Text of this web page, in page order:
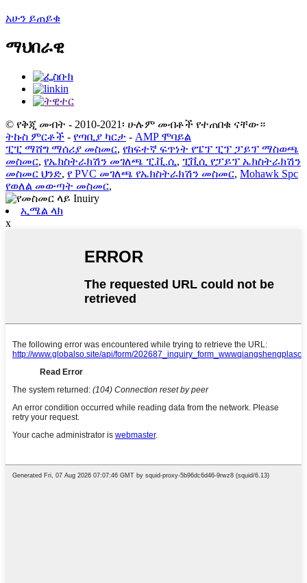
አሁን ይጠይቁ
ማህበራዊ
© የቅጂ መብት - 2010-2021፡ ሁሉም መብቶች የተጠበቁ ናቸው።
ትኩስ ምርቶች - የጣቢያ ካርታ - AMP ሞባይል
ፒፒ ማሸግ ማሰሪያ መስመር, የከፍተኛ ፍጥነት የፔፕ ፒፕ ፓይፕ ማስወጫ
መስመር, የኤክስትራክሽን መገለጫ ፒ.ቪ.ሲ, ፒቪሲ የፓይፕ ኤክስትራክሽን
መስመር ህንድ, የ PVC መገለጫ የኤክስትራክሽን መስመር, Mohawk Spc
የወለል መውጣት መስመር,
ኢሜል ላክ
x